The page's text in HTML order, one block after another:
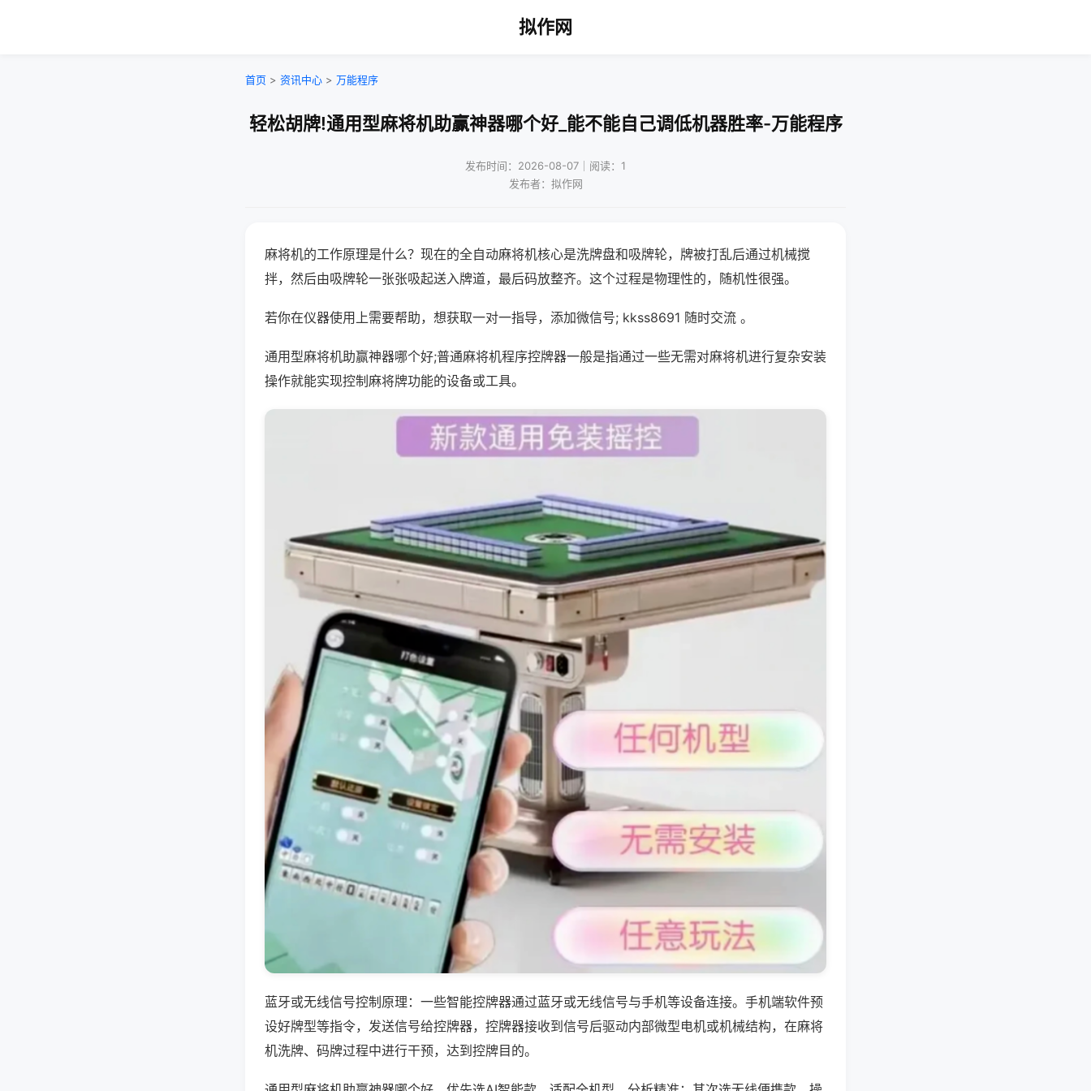
拟作网
首页 > 资讯中心 > 万能程序
轻松胡牌!通用型麻将机助赢神器哪个好_能不能自己调低机器胜率-万能程序
发布时间：2026-08-07｜阅读：1
发布者：拟作网
麻将机的工作原理是什么？现在的全自动麻将机核心是洗牌盘和吸牌轮，牌被打乱后通过机械搅
拌，然后由吸牌轮一张张吸起送入牌道，最后码放整齐。这个过程是物理性的，随机性很强。
若你在仪器使用上需要帮助，想获取一对一指导，添加微信号; kkss8691 随时交流 。
通用型麻将机助赢神器哪个好;普通麻将机程序控牌器一般是指通过一些无需对麻将机进行复杂安装
操作就能实现控制麻将牌功能的设备或工具。
蓝牙或无线信号控制原理：一些智能控牌器通过蓝牙或无线信号与手机等设备连接。手机端软件预
设好牌型等指令，发送信号给控牌器，控牌器接收到信号后驱动内部微型电机或机械结构，在麻将
机洗牌、码牌过程中进行干预，达到控牌目的。